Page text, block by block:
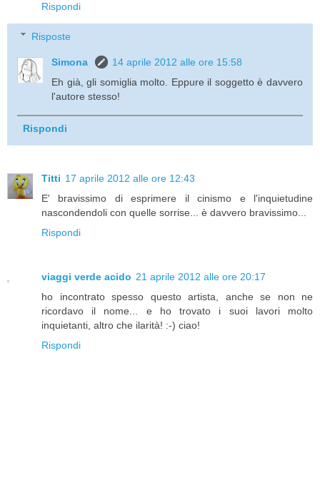
Rispondi
Risposte
Simona
14 aprile 2012 alle ore 15:58
Eh già, gli somiglia molto. Eppure il soggetto è davvero
l'autore stesso!
Rispondi
Titti 17 aprile 2012 alle ore 12:43
E' bravissimo di esprimere il cinismo e l'inquietudine
nascondendoli con quelle sorrise... è davvero bravissimo...
Rispondi
viaggi verde acido 21 aprile 2012 alle ore 20:17
ho incontrato spesso questo artista, anche se non ne
ricordavo il nome... e ho trovato i suoi lavori molto
inquietanti, altro che ilarità! :-) ciao!
Rispondi